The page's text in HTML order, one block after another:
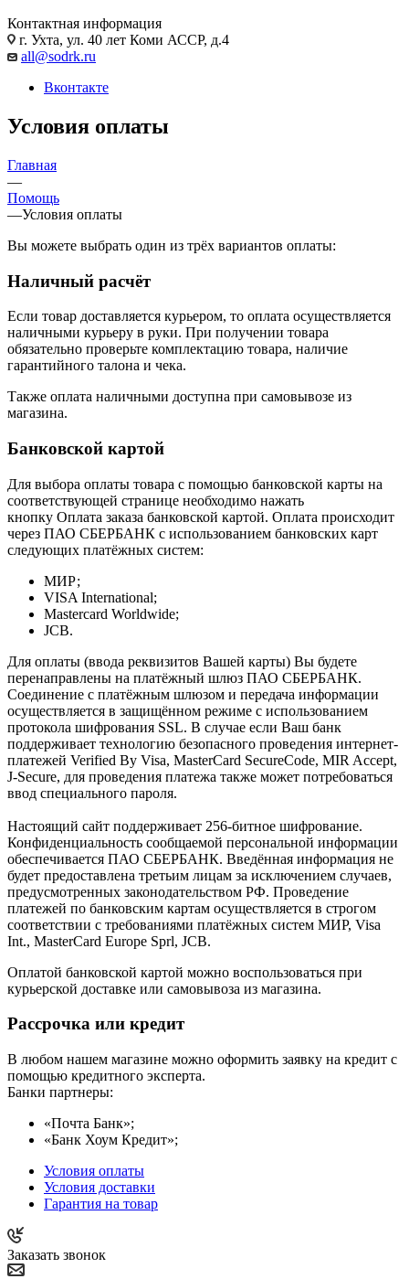
Контактная информация
г. Ухта, ул. 40 лет Коми АССР, д.4
all@sodrk.ru
Вконтакте
Условия оплаты
Главная
—
Помощь
—Условия оплаты
Вы можете выбрать один из трёх вариантов оплаты:
Наличный расчёт
Если товар доставляется курьером, то оплата осуществляется
наличными курьеру в руки. При получении товара
обязательно проверьте комплектацию товара, наличие
гарантийного талона и чека.
Также оплата наличными доступна при самовывозе из
магазина.
Банковской картой
Для выбора оплаты товара с помощью банковской карты на
соответствующей странице необходимо нажать
кнопку Оплата заказа банковской картой. Оплата происходит
через ПАО СБЕРБАНК с использованием банковских карт
следующих платёжных систем:
МИР;
VISA International;
Mastercard Worldwide;
JCB.
Для оплаты (ввода реквизитов Вашей карты) Вы будете
перенаправлены на платёжный шлюз ПАО СБЕРБАНК.
Соединение с платёжным шлюзом и передача информации
осуществляется в защищённом режиме с использованием
протокола шифрования SSL. В случае если Ваш банк
поддерживает технологию безопасного проведения интернет-
платежей Verified By Visa, MasterCard SecureCode, MIR Accept,
J-Secure, для проведения платежа также может потребоваться
ввод специального пароля.
Настоящий сайт поддерживает 256-битное шифрование.
Конфиденциальность сообщаемой персональной информации
обеспечивается ПАО СБЕРБАНК. Введённая информация не
будет предоставлена третьим лицам за исключением случаев,
предусмотренных законодательством РФ. Проведение
платежей по банковским картам осуществляется в строгом
соответствии с требованиями платёжных систем МИР, Visa
Int., MasterCard Europe Sprl, JCB.
Оплатой банковской картой можно воспользоваться при
курьерской доставке или самовывоза из магазина.
Рассрочка или кредит
В любом нашем магазине можно оформить заявку на кредит с
помощью кредитного эксперта.
Банки партнеры:
«Почта Банк»;
«Банк Хоум Кредит»;
Условия оплаты
Условия доставки
Гарантия на товар
Заказать звонок